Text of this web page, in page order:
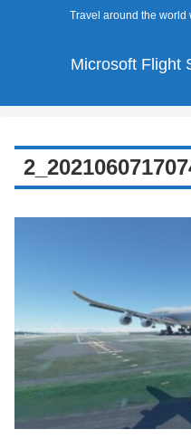
Travel around the world
Microsoft Flight